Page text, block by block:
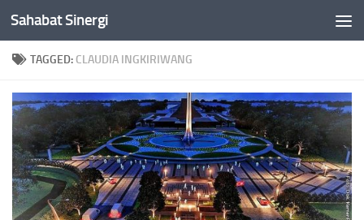
Skip to content
Sahabat Sinergi
TAGGED: CLAUDIA INGKIRIWANG